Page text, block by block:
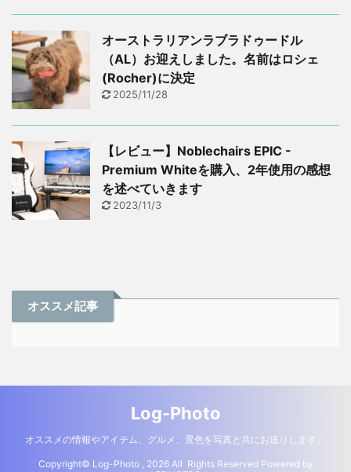
オーストラリアンラブラドゥードル
（AL）お迎えしました。名前はロシェ
(Rocher)に決定
2025/11/28
【レビュー】Noblechairs EPIC -
Premium Whiteを購入、2年使用の感想
を述べていきます
2023/11/3
オススメ記事
Log-Photo
オススメの情報やアイテム、グルメ、景色を写真と共にお送りします。
Copyright© Log-Photo , 2026 All Rights Reserved Powered by